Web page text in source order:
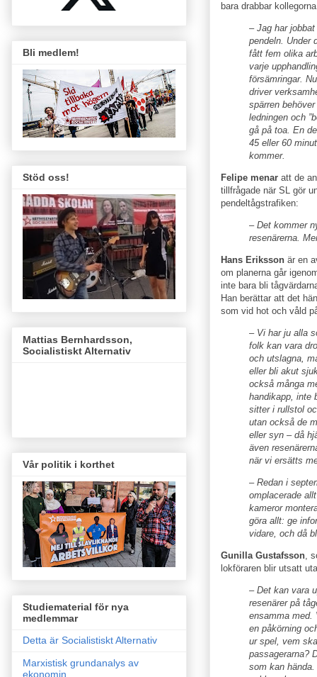
bara drabbar
– Jag har
pendeln. Under
fått fem olika
varje
försämringar.
driver
spärren
ledningen och
gå på toa. En
45 eller 60
kommer.
Felipe menar att de
tillfrågade när SL gör
pendeltågstrafiken:
– Det kommer
resenärerna.
Hans Eriksson är en
om planerna går
inte bara bli
Han berättar att det
som vid hot och våld
– Vi har ju alla
folk kan vara
och utslagna,
eller bli akut
också många
handikapp, inte
sitter i rullstol
utan också de
eller syn – då
även
när vi ersätts
– Redan i
omplacerade
kameror
göra allt: ge
vidare, och då
Gunilla Gustafsson,
lokföraren blir utsatt
– Det kan vara
resenärer på
ensamma med.
en påkörning
ur spel, vem
passagerarna?
som kan
Bli medlem!
Stöd oss!
Mattias Bernhardsson,
Socialistiskt Alternativ
Vår politik i korthet
Studiematerial för nya
medlemmar
Detta är Socialistiskt Alternativ
Marxistisk grundanalys av
ekonomin